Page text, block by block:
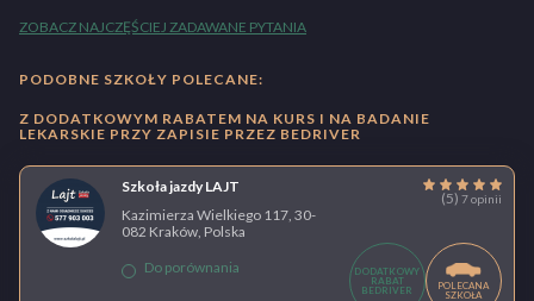
ZOBACZ NAJCZĘŚCIEJ ZADAWANE PYTANIA
PODOBNE SZKOŁY POLECANE:
Z DODATKOWYM RABATEM NA KURS I NA BADANIE
LEKARSKIE PRZY ZAPISIE PRZEZ BEDRIVER
Szkoła jazdy LAJT
(5) 7 opinii
Kazimierza Wielkiego 117, 30-
082 Kraków, Polska
Do porównania
DODATKOWY
RABAT
BEDRIVER
POLECANA
SZKOŁA